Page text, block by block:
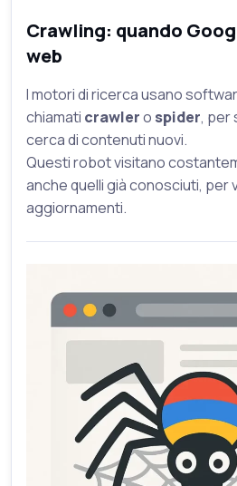
Crawling: quando
web
I motori di ricerca usano
chiamati crawlero spider, per
cerca di contenuti nuovi.
Questi robot visitano
anche quelli già conosciuti, per
aggiornamenti.